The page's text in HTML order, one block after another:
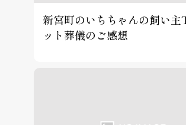
新宮町のいちちゃんの飼い主
ット葬儀のご感想